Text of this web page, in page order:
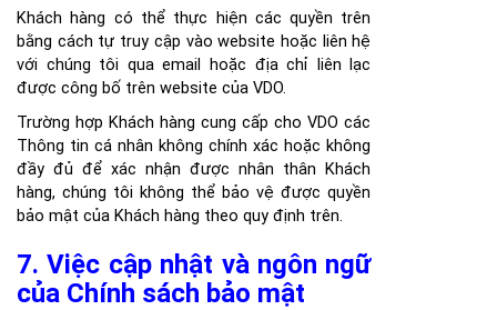
Khách hàng có thể thực hiện các quyền trên
bằng cách tự truy cập vào website hoặc liên hệ
với chúng tôi qua email hoặc địa chỉ liên lạc
được công bố trên website của VDO.
Trường hợp Khách hàng cung cấp cho VDO các
Thông tin cá nhân không chính xác hoặc không
đầy đủ để xác nhận được nhân thân Khách
hàng, chúng tôi không thể bảo vệ được quyền
bảo mật của Khách hàng theo quy định trên.
7. Việc cập nhật và ngôn ngữ
của Chính sách bảo mật